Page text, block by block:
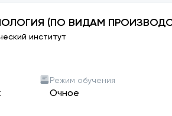
(ПО ВИДАМ
институт
Режим обучения
Очное